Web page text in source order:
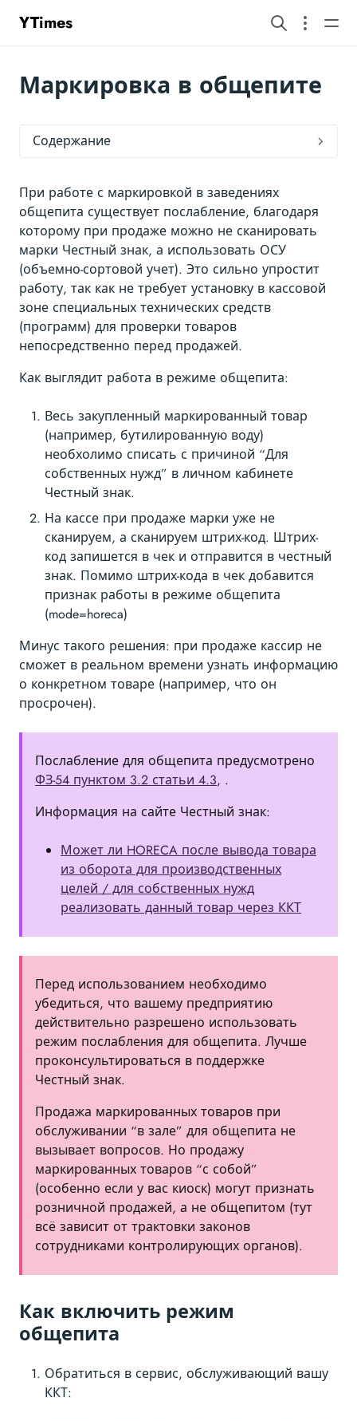
YTimes
Маркировка в общепите
Содержание
При работе с маркировкой в заведениях
общепита существует послабление, благодаря
которому при продаже можно не сканировать
марки Честный знак, а использовать ОСУ
(объемно-сортовой учет). Это сильно упростит
работу, так как не требует установку в кассовой
зоне специальных технических средств
(программ) для проверки товаров
непосредственно перед продажей.
Как выглядит работа в режиме общепита:
Весь закупленный маркированный товар
(например, бутилированную воду)
необхолимо списать с причиной “Для
собственных нужд” в личном кабинете
Честный знак.
На кассе при продаже марки уже не
сканируем, а сканируем штрих-код. Штрих-
код запишется в чек и отправится в честный
знак. Помимо штрих-кода в чек добавится
признак работы в режиме общепита
(mode=horeca)
Минус такого решения: при продаже кассир не
сможет в реальном времени узнать информацию
о конкретном товаре (например, что он
просрочен).
Послабление для общепита предусмотрено
ФЗ-54 пунктом 3.2 статьи 4.3, .
Информация на сайте Честный знак:
Может ли HORECA после вывода товара
из оборота для производственных
целей / для собственных нужд
реализовать данный товар через ККТ
Перед использованием необходимо
убедиться, что вашему предприятию
действительно разрешено использовать
режим послабления для общепита. Лучше
проконсультироваться в поддержке
Честный знак.
Продажа маркированных товаров при
обслуживании “в зале” для общепита не
вызывает вопросов. Но продажу
маркированных товаров “с собой”
(особенно если у вас киоск) могут признать
розничной продажей, а не общепитом (тут
всё зависит от трактовки законов
сотрудниками контролирующих органов).
Как включить режим
общепита
Обратиться в сервис, обслуживающий вашу
ККТ: